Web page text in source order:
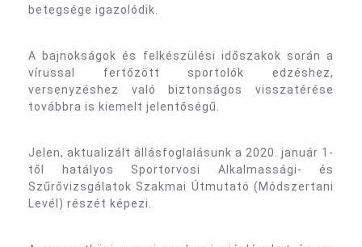
betegsége igazolódik.
A bajnokságok és felkészülési időszakok során a
vírussal fertőzött sportolók edzéshez,
versenyzéshez való biztonságos visszatérése
továbbra is kiemelt jelentőségű.
Jelen, aktualizált állásfoglalásunk a 2020. január 1-
től hatályos Sportorvosi Alkalmassági- és
Szűrővizsgálatok Szakmai Útmutató (Módszertani
Levél) részét képezi.